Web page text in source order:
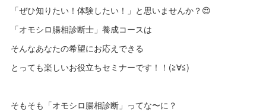
「ぜひ知りたい！体験したい！」と思いませんか？😍
「オモシロ腸相診断士」養成コースは
そんなあなたの希望にお応えできる
とっても楽しいお役立ちセミナーです！！(≧∀≦)
そもそも「オモシロ腸相診断」ってな〜に？